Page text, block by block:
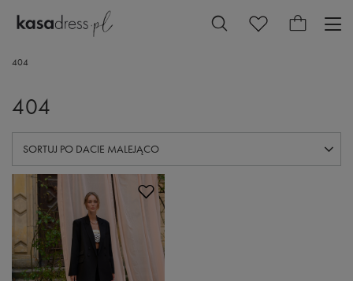
404
404
ZMIEŃ SORTOWANIE
SORTUJ PO DACIE MALEJĄCO